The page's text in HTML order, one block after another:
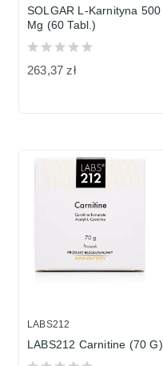
SOLGAR L-Karnityna 500
Mg (60 Tabl.)
263,37 zł
LABS212
LABS212 Carnitine (70 G)